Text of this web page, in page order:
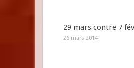
29 mars contre 7
26 mars 2014